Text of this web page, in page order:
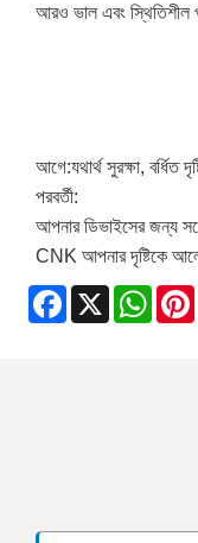
আরও ভাল এবং স্থিতিশীল
আগে:যথার্থ সুরক্ষা,
পরবর্তী:
আপনার ডিভাইসের জন্য
CNK আপনার দৃষ্টিকে
Facebook
X